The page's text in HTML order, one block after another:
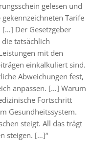
gelesen und
Tarife
[…] Der Gesetzgeber
tatsächlich
mit den
einkalkuliert sind.
Abweichungen fest,
anpassen. […] Warum
Fortschritt
Gesundheitssystem.
steigt. All das trägt
steigen. […]“